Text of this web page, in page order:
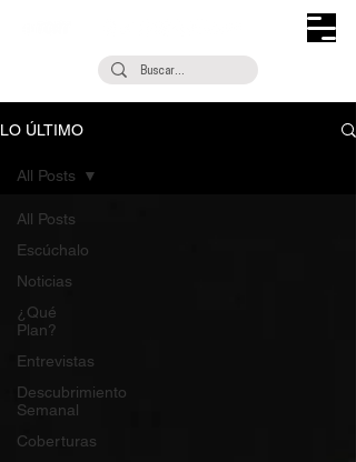
LO ÚLTIMO
All Posts
Escúchalo
Noticias
¿Qué
Plan?
Entrevistas
Descubrimiento
Semanal
Coberturas
All Posts